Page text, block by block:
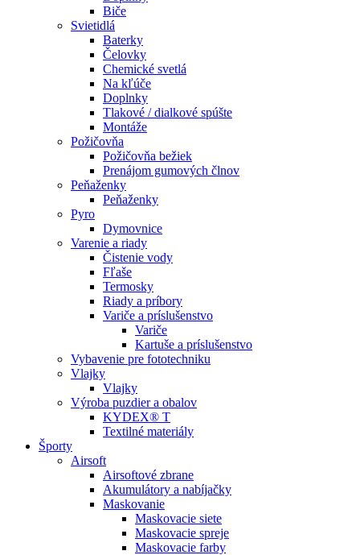
Biče
Svietidlá
Baterky
Čelovky
Chemické svetlá
Na kľúče
Doplnky
Tlakové / dialkové spúšte
Montáže
Požičovňa
Požičovňa bežiek
Prenájom gumových člnov
Peňaženky
Peňaženky
Pyro
Dymovnice
Varenie a riady
Čistenie vody
Fľaše
Termosky
Riady a príbory
Variče a príslušenstvo
Variče
Kartuše a príslušenstvo
Vybavenie pre fototechniku
Vlajky
Vlajky
Výroba puzdier a obalov
KYDEX® T
Textilné materiály
Športy
Airsoft
Airsoftové zbrane
Akumulátory a nabíjačky
Maskovanie
Maskovacie siete
Maskovacie spreje
Maskovacie farby